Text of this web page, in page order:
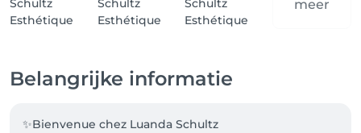
meer
Belangrijke informatie
✨Bienvenue chez Luanda Schultz